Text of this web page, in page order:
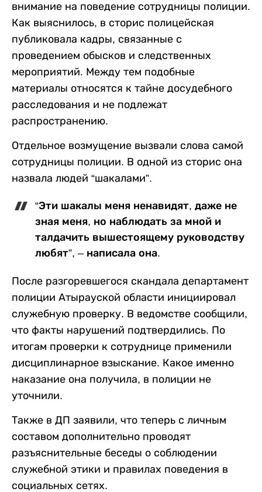
внимание на поведение сотрудницы полиции.
Как выяснилось, в сторис полицейская
публиковала кадры, связанные с
проведением обысков и следственных
мероприятий. Между тем подобные
материалы относятся к тайне досудебного
расследования и не подлежат
распространению.
Отдельное возмущение вызвали слова самой
сотрудницы полиции. В одной из сторис она
назвала людей “шакалами”.
“Эти шакалы меня ненавидят, даже не
зная меня, но наблюдать за мной и
талдачить вышестоящему руководству
любят”, – написала она.
После разгоревшегося скандала департамент
полиции Атырауской области инициировал
служебную проверку. В ведомстве сообщили,
что факты нарушений подтвердились. По
итогам проверки к сотруднице применили
дисциплинарное взыскание. Какое именно
наказание она получила, в полиции не
уточнили.
Также в ДП заявили, что теперь с личным
составом дополнительно проводят
разъяснительные беседы о соблюдении
служебной этики и правилах поведения в
социальных сетях.